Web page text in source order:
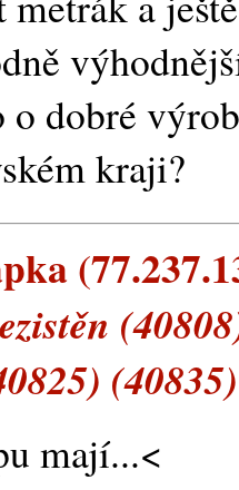
dobré
kraji?
mají...<